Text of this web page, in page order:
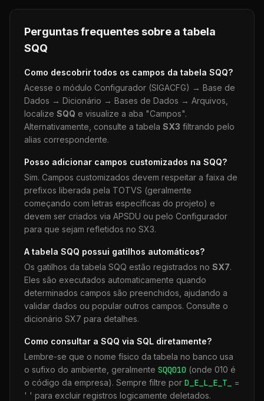
Perguntas frequentes sobre a tabela
SQQ
Como descobrir todos os campos da tabela SQQ?
Acesse o módulo Configurador (SIGACFG) → Base de
Dados → Dicionário → Bases de Dados → Arquivos,
localize SQQ e visualize a aba "Campos".
Alternativamente, consulte a tabela SX3 filtrando pelo
alias correspondente.
Posso adicionar campos customizados na SQQ?
Sim. Campos customizados devem respeitar a faixa de
prefixos liberada pela TOTVS (geralmente
começando com letras específicas do projeto) e
devem ser criados via APSDU ou pelo Configurador
para que sejam refletidos no SX3.
A tabela SQQ possui gatilhos automáticos?
Os gatilhos da tabela SQQ estão registrados no SX7.
Eles são executados automaticamente quando
determinados campos são preenchidos, ajudando a
validar dados ou popular outros campos. Consulte o
dicionário SX7 para detalhes.
Como consultar a SQQ via SQL diretamente?
Lembre-se que o nome físico da tabela no banco usa
o sufixo do ambiente, geralmente SQQ010 (onde 010 é
o código da empresa). Sempre filtre por D_E_L_E_T_
=
' ' para excluir registros logicamente deletados.